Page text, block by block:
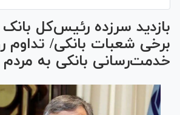
بازدید سرزده رئیس‌کل بانک
برخی شعبات بانکی/ تداوم
خدمت‌رسانی بانکی به مردم